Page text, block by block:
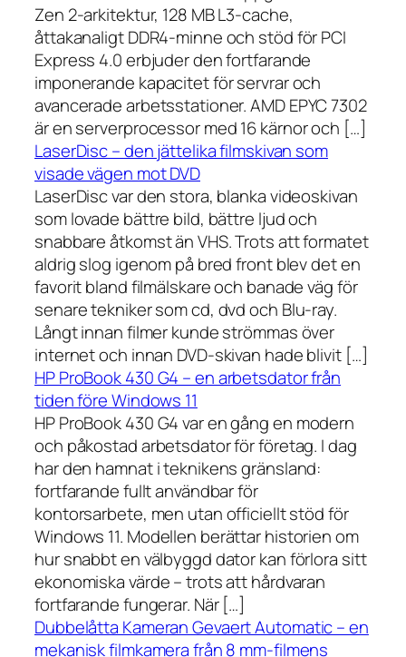
Zen 2-arkitektur, 128 MB L3-cache,
åttakanaligt DDR4-minne och stöd för PCI
Express 4.0 erbjuder den fortfarande
imponerande kapacitet för servrar och
avancerade arbetsstationer. AMD EPYC 7302
är en serverprocessor med 16 kärnor och […]
LaserDisc – den jättelika filmskivan som
visade vägen mot DVD
LaserDisc var den stora, blanka videoskivan
som lovade bättre bild, bättre ljud och
snabbare åtkomst än VHS. Trots att formatet
aldrig slog igenom på bred front blev det en
favorit bland filmälskare och banade väg för
senare tekniker som cd, dvd och Blu-ray.
Långt innan filmer kunde strömmas över
internet och innan DVD-skivan hade blivit […]
HP ProBook 430 G4 – en arbetsdator från
tiden före Windows 11
HP ProBook 430 G4 var en gång en modern
och påkostad arbetsdator för företag. I dag
har den hamnat i teknikens gränsland:
fortfarande fullt användbar för
kontorsarbete, men utan officiellt stöd för
Windows 11. Modellen berättar historien om
hur snabbt en välbyggd dator kan förlora sitt
ekonomiska värde – trots att hårdvaran
fortfarande fungerar. När […]
Dubbelåtta Kameran Gevaert Automatic – en
mekanisk filmkamera från 8 mm-filmens